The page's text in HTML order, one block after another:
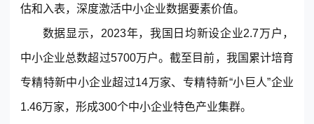
估和入表，深度激活中小企业数据要素价值。
数据显示，2023年，我国日均新设企业2.7万户，
中小企业总数超过5700万户。截至目前，我国累计培育
专精特新中小企业超过14万家、专精特新“小巨人”企业
1.46万家，形成300个中小企业特色产业集群。